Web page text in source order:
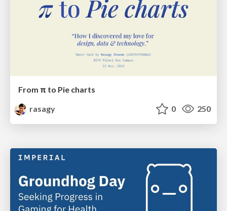
From π to Pie charts
rasagy
0 250